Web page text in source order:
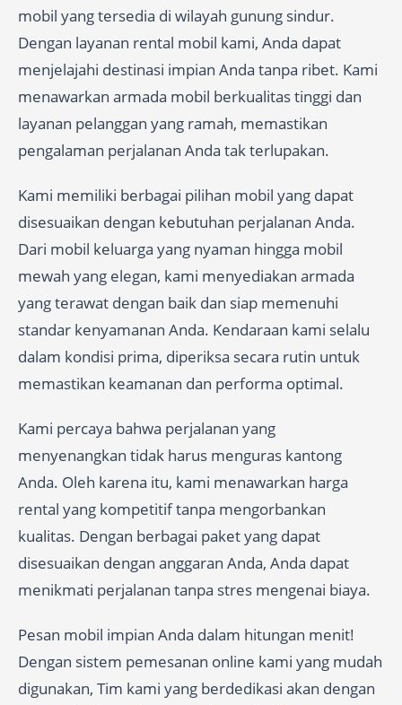
mobil yang tersedia di wilayah gunung sindur.
Dengan layanan rental mobil kami, Anda dapat
menjelajahi destinasi impian Anda tanpa ribet. Kami
menawarkan armada mobil berkualitas tinggi dan
layanan pelanggan yang ramah, memastikan
pengalaman perjalanan Anda tak terlupakan.
Kami memiliki berbagai pilihan mobil yang dapat
disesuaikan dengan kebutuhan perjalanan Anda.
Dari mobil keluarga yang nyaman hingga mobil
mewah yang elegan, kami menyediakan armada
yang terawat dengan baik dan siap memenuhi
standar kenyamanan Anda. Kendaraan kami selalu
dalam kondisi prima, diperiksa secara rutin untuk
memastikan keamanan dan performa optimal.
Kami percaya bahwa perjalanan yang
menyenangkan tidak harus menguras kantong
Anda. Oleh karena itu, kami menawarkan harga
rental yang kompetitif tanpa mengorbankan
kualitas. Dengan berbagai paket yang dapat
disesuaikan dengan anggaran Anda, Anda dapat
menikmati perjalanan tanpa stres mengenai biaya.
Pesan mobil impian Anda dalam hitungan menit!
Dengan sistem pemesanan online kami yang mudah
digunakan, Tim kami yang berdedikasi akan dengan